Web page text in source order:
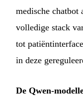
medische chatbot
volledige stack
tot
in deze
De Qwen-